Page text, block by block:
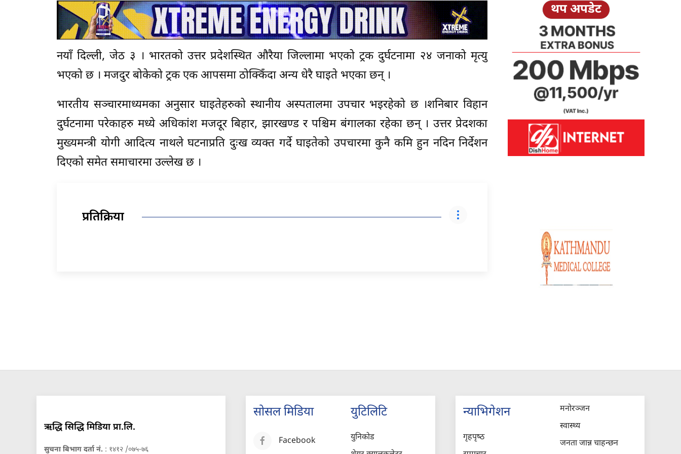
नयाँ दिल्ली, जेठ ३ । भारतको उत्तर प्रदेशस्थित औरैया जिल्लामा भएको ट्रक दुर्घटनामा २४ जनाको मृत्यु
भएको छ । मजदुर बोकेको ट्रक एक आपसमा ठोक्किँदा अन्य धेरै घाइते भएका छन् ।
भारतीय सञ्चारमाध्यमका अनुसार घाइतेहरुको स्थानीय अस्पतालमा उपचार भइरहेको छ ।शनिबार विहान
दुर्घटनामा परेकाहरु मध्ये अधिकांश मजदूर बिहार, झारखण्ड र पश्चिम बंगालका रहेका छन् । उत्तर प्रेदशका
मुख्यमन्त्री योगी आदित्य नाथले घटनाप्रति दुःख व्यक्त गर्दे घाइतेको उपचारमा कुनै कमि हुन नदिन निर्देशन
दिएको समेत समाचारमा उल्लेख छ ।
प्रतिक्रिया
थप अपडेट
ऋद्धि सिद्धि मिडिया प्रा.लि.
सुचना बिभाग दर्ता नं. : १४१२ /०७५-७६
सोसल मिडिया
Facebook
युटिलिटि
युनिकोड
न्याभिगेशन
गृहपृष्‍ठ
मनोरञ्जन
स्वास्थ्य
जनता जान्न चाहन्छन